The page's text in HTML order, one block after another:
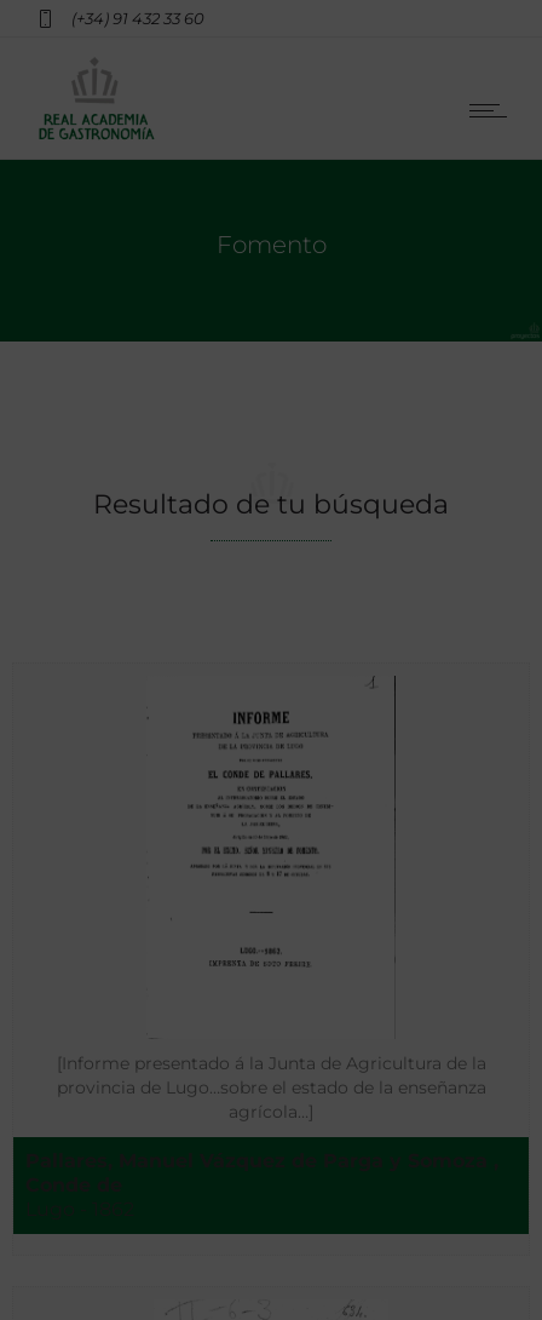
(+34) 91 432 33 60
Fomento
Resultado de tu búsqueda
[Informe presentado á la Junta de Agricultura de la
provincia de Lugo…sobre el estado de la enseñanza
agrícola…]